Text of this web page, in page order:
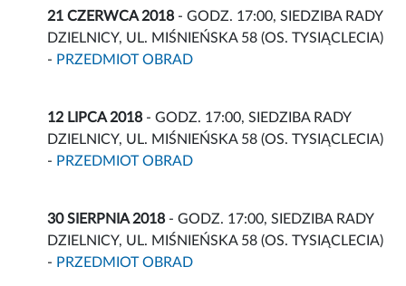
21 CZERWCA 2018- GODZ. 17:00, SIEDZIBA RADY
DZIELNICY, UL. MIŚNIEŃSKA 58 (OS. TYSIĄCLECIA)
- PRZEDMIOT OBRAD
12 LIPCA 2018- GODZ. 17:00, SIEDZIBA RADY
DZIELNICY, UL. MIŚNIEŃSKA 58 (OS. TYSIĄCLECIA)
- PRZEDMIOT OBRAD
30 SIERPNIA 2018- GODZ. 17:00, SIEDZIBA RADY
DZIELNICY, UL. MIŚNIEŃSKA 58 (OS. TYSIĄCLECIA)
- PRZEDMIOT OBRAD